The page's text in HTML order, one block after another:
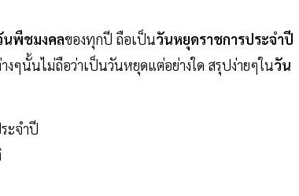
นพืชมงคลของทุกปี ถือเป็นวันหยุดราชการประจำปี
ๆนั้นไม่ถือว่าเป็นวันหยุดแต่อย่างใด สรุปง่ายๆในวัน
ะจำปี